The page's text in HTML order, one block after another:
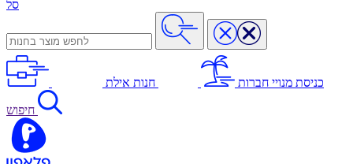
סל
כניסת מנויי חברות חנות אילת
חיפוש